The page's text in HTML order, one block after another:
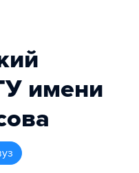
имени